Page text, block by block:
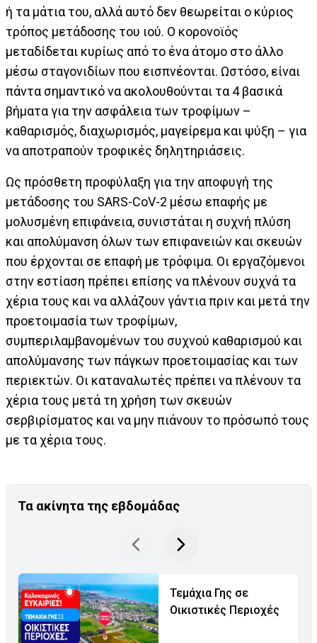
ή τα μάτια του, αλλά αυτό δεν θεωρείται ο κύριος
τρόπος μετάδοσης του ιού. Ο κορονοϊός
μεταδίδεται κυρίως από το ένα άτομο στο άλλο
μέσω σταγονιδίων που εισπνέονται. Ωστόσο, είναι
πάντα σημαντικό να ακολουθούνται τα 4 βασικά
βήματα για την ασφάλεια των τροφίμων –
καθαρισμός, διαχωρισμός, μαγείρεμα και ψύξη – για
να αποτραπούν τροφικές δηλητηριάσεις.
Ως πρόσθετη προφύλαξη για την αποφυγή της
μετάδοσης του SARS-CoV-2 μέσω επαφής με
μολυσμένη επιφάνεια, συνιστάται η συχνή πλύση
και απολύμανση όλων των επιφανειών και σκευών
που έρχονται σε επαφή με τρόφιμα. Οι εργαζόμενοι
στην εστίαση πρέπει επίσης να πλένουν συχνά τα
χέρια τους και να αλλάζουν γάντια πριν και μετά την
προετοιμασία των τροφίμων,
συμπεριλαμβανομένων του συχνού καθαρισμού και
απολύμανσης των πάγκων προετοιμασίας και των
περιεκτών. Οι καταναλωτές πρέπει να πλένουν τα
χέρια τους μετά τη χρήση των σκευών
σερβιρίσματος και να μην πιάνουν το πρόσωπό τους
με τα χέρια τους.
Τα ακίνητα της εβδομάδας
Τεμάχια Γης σε
Οικιστικές Περιοχές